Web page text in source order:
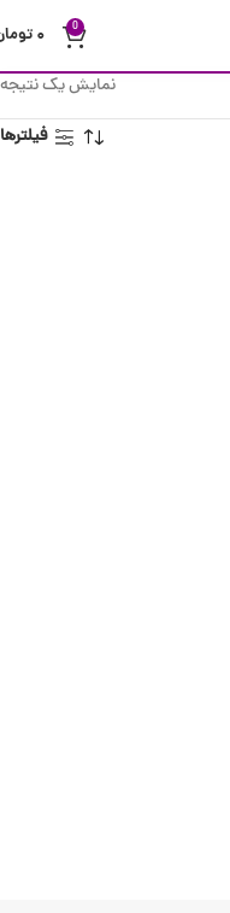
0 ۰
نمایش یک نتیجه
فیلترها